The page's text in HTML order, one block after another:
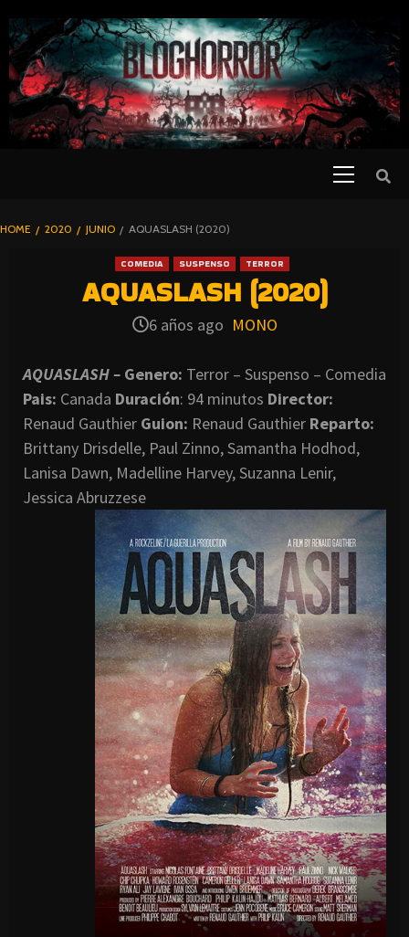
TO
CONTENT
BLOGHORROR
HOME 2020 JUNIO AQUASLASH (2020)
COMEDIA SUSPENSO TERROR
AQUASLASH (2020)
6 años ago MONO
AQUASLASH – Genero: Terror – Suspenso – Comedia
Pais: Canada Duración: 94 minutos Director:
Renaud Gauthier Guion: Renaud Gauthier Reparto:
Brittany Drisdelle, Paul Zinno, Samantha Hodhod,
Lanisa Dawn, Madelline Harvey, Suzanna Lenir,
Jessica Abruzzese